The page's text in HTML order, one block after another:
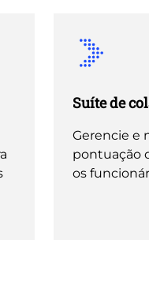
Suíte de
Gerencie e
pontuação
os